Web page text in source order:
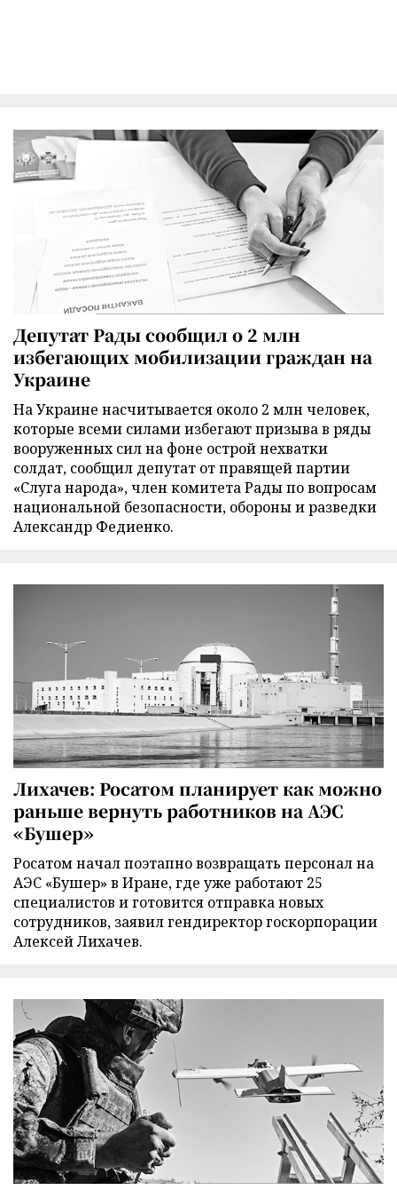
Депутат Рады сообщил о 2 млн
избегающих мобилизации граждан на
Украине
На Украине насчитывается около 2 млн человек,
которые всеми силами избегают призыва в ряды
вооруженных сил на фоне острой нехватки
солдат, сообщил депутат от правящей партии
«Слуга народа», член комитета Рады по вопросам
национальной безопасности, обороны и разведки
Александр Федиенко.
Лихачев: Росатом планирует как можно
раньше вернуть работников на АЭС
«Бушер»
Росатом начал поэтапно возвращать персонал на
АЭС «Бушер» в Иране, где уже работают 25
специалистов и готовится отправка новых
сотрудников, заявил гендиректор госкорпорации
Алексей Лихачев.